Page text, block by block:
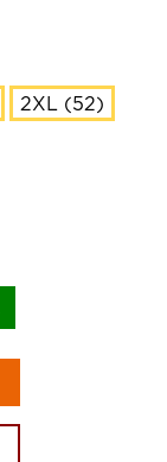
2XL (52)